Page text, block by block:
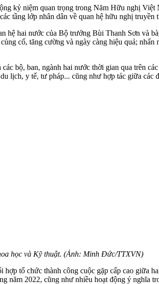
kỷ niệm quan trọng trong Năm Hữu nghị Việt
tầng lớp nhân dân về quan hệ hữu nghị
hai nước của Bộ trưởng Bùi Thanh Sơn và
cố, tăng cường và ngày càng hiệu quả;
bộ, ban, ngành hai nước thời gian qua trên
lịch, y tế, tư pháp... cũng như hợp tác giữa các
học và Kỹ thuật. (Ảnh: Minh Đức/TTXVN)
tổ chức thành công cuộc gặp cấp cao giữa
2022, cũng như nhiều hoạt động ý nghĩa